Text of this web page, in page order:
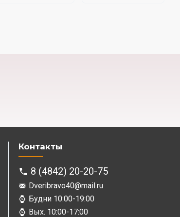
Контакты
8 (4842) 20-20-75
Dveribravo40@mail.ru
Будни 10:00-19:00
Вых. 10:00-17:00